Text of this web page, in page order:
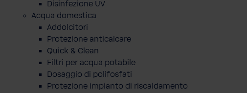
Disinfezione UV
Acqua domestica
Addolcitori
Protezione anticalcare
Quick & Clean
Filtri per acqua potabile
Dosaggio di polifosfati
Protezione impianto di riscaldamento